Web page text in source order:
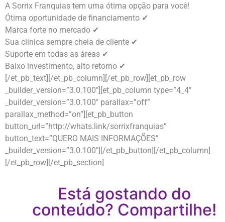
A Sorrix Franquias tem uma ótima opção para você!
Ótima oportunidade de financiamento ✔
Marca forte no mercado ✔
Sua clínica sempre cheia de cliente ✔
Suporte em todas as áreas ✔
Baixo investimento, alto retorno ✔
[/et_pb_text][/et_pb_column][/et_pb_row][et_pb_row
_builder_version=”3.0.100″][et_pb_column type=”4_4″
_builder_version=”3.0.100″ parallax=”off”
parallax_method=”on”][et_pb_button
button_url=”http://whats.link/sorrixfranquias”
button_text=”QUERO MAIS INFORMAÇÕES”
_builder_version=”3.0.100″][/et_pb_button][/et_pb_column]
[/et_pb_row][/et_pb_section]
Está gostando do
conteúdo? Compartilhe!